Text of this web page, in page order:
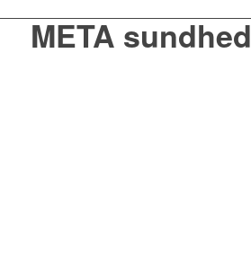
META sundhed